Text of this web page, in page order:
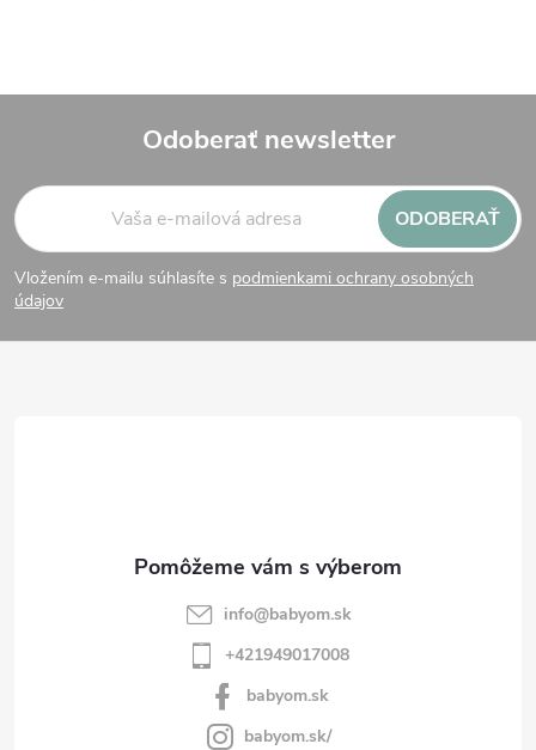
Z
á
p
Odoberať newsletter
Vložením e-mailu súhlasíte s podmienkami ochrany osobných
údajov
ODOBERAŤ
info@babyom.sk
+421949017008
babyom.sk
babyom.sk/